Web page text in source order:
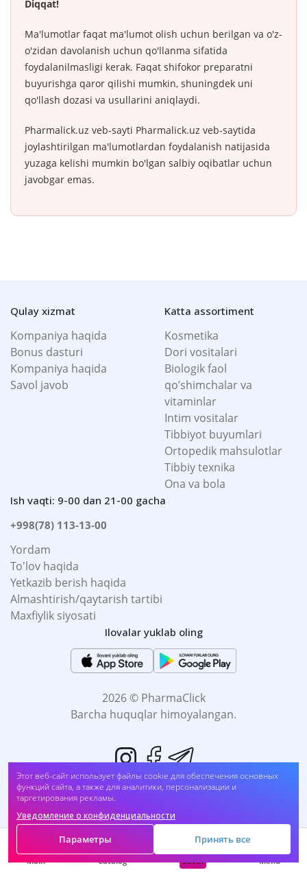
Этот веб-сайт использует файлы cookie для обеспечения основных
функций сайта, а также для аналитики, персонализации и
таргетирования рекламы.
Уведомление о конфиденциальности
Параметры Принять все
Diqqat!
Ma'lumotlar faqat ma'lumot olish uchun berilgan va o'z-
o'zidan davolanish uchun qo'llanma sifatida
foydalanilmasligi kerak. Faqat shifokor preparatni
buyurishga qaror qilishi mumkin, shuningdek uni
qo'llash dozasi va usullarini aniqlaydi.
Pharmalick.uz veb-sayti Pharmalick.uz veb-saytida
joylashtirilgan ma'lumotlardan foydalanish natijasida
yuzaga kelishi mumkin bo'lgan salbiy oqibatlar uchun
javobgar emas.
Qulay xizmat
Kompaniya haqida
Bonus dasturi
Kompaniya haqida
Savol javob
Katta assortiment
Kosmetika
Dori vositalari
Biologik faol
qo’shimchalar va
vitaminlar
Intim vositalar
Tibbiyot buyumlari
Ortopedik mahsulotlar
Tibbiy texnika
Ona va bola
Ish vaqti: 9-00 dan 21-00 gacha
+998(78) 113-13-00
Yordam
To'lov haqida
Yetkazib berish haqida
Almashtirish/qaytarish tartibi
Maxfiylik siyosati
Ilovalar yuklab oling
2026 © PharmaClick
Barcha huquqlar himoyalangan.
Main Catalog Savat Menu